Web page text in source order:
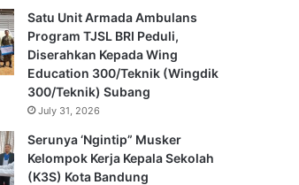
Satu Unit Armada Ambulans
Program TJSL BRI Peduli,
Diserahkan Kepada Wing
Education 300/Teknik (Wingdik
300/Teknik) Subang
July 31, 2026
Serunya ‘Ngintip” Musker
Kelompok Kerja Kepala Sekolah
(K3S) Kota Bandung